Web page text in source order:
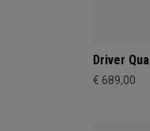
Driver
€ 689,00